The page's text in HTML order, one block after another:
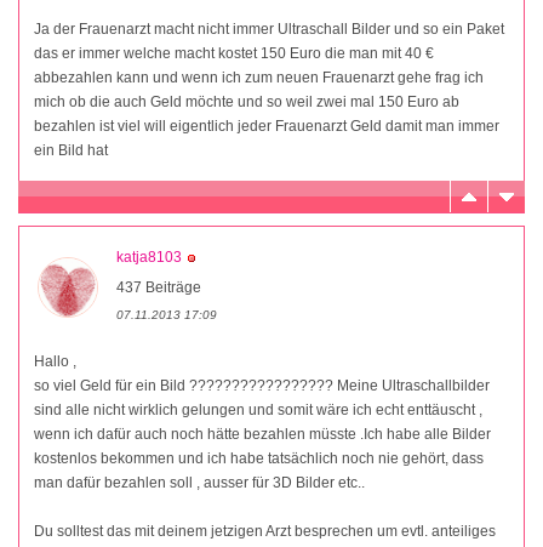
Ja der Frauenarzt macht nicht immer Ultraschall Bilder und so ein Paket
das er immer welche macht kostet 150 Euro die man mit 40 €
abbezahlen kann und wenn ich zum neuen Frauenarzt gehe frag ich
mich ob die auch Geld möchte und so weil zwei mal 150 Euro ab
bezahlen ist viel will eigentlich jeder Frauenarzt Geld damit man immer
ein Bild hat
katja8103
437 Beiträge
07.11.2013 17:09
Hallo ,
so viel Geld für ein Bild ????????????????? Meine Ultraschallbilder
sind alle nicht wirklich gelungen und somit wäre ich echt enttäuscht ,
wenn ich dafür auch noch hätte bezahlen müsste .Ich habe alle Bilder
kostenlos bekommen und ich habe tatsächlich noch nie gehört, dass
man dafür bezahlen soll , ausser für 3D Bilder etc..
Du solltest das mit deinem jetzigen Arzt besprechen um evtl. anteiliges